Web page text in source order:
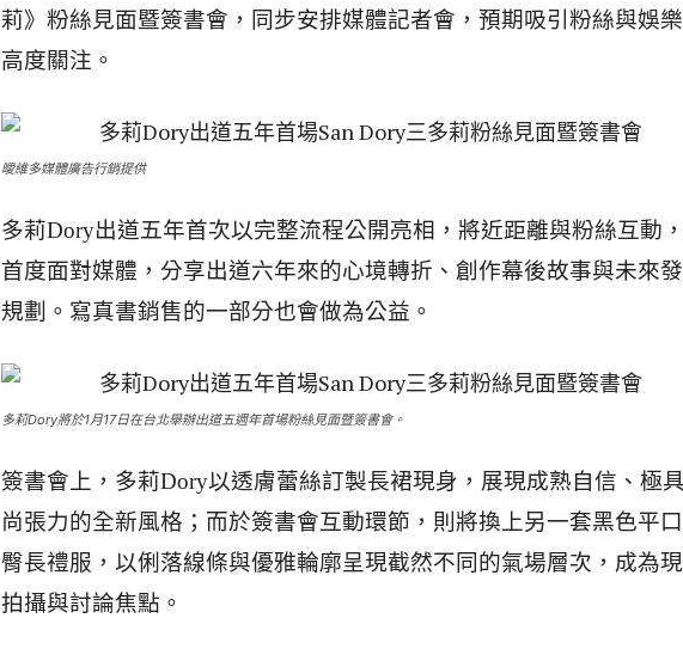
莉》粉絲見面暨簽書會，同步安排媒體記者會，預期吸引粉絲與娛
高度關注。
曖維多媒體廣告行銷提供
多莉Dory出道五年首次以完整流程公開亮相，將近距離與粉絲互動
首度面對媒體，分享出道六年來的心境轉折、創作幕後故事與未來
規劃。寫真書銷售的一部分也會做為公益。
多莉Dory將於1月17日在台北舉辦出道五週年首場粉絲見面暨簽書會。
簽書會上，多莉Dory以透膚蕾絲訂製長裙現身，展現成熟自信、極
尚張力的全新風格；而於簽書會互動環節，則將換上另一套黑色平
臀長禮服，以俐落線條與優雅輪廓呈現截然不同的氣場層次，成為
拍攝與討論焦點。